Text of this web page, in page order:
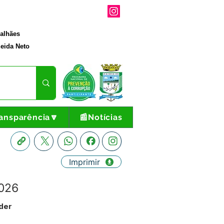
Neto
📰Notícias
Imprimir